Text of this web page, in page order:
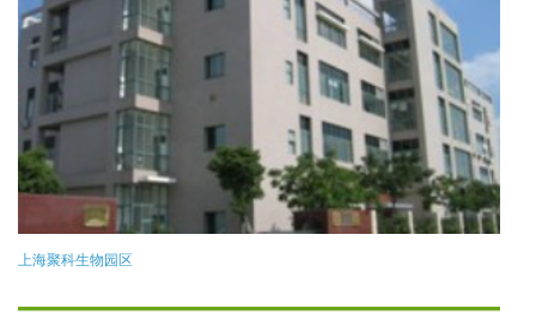
上海聚科生物园区